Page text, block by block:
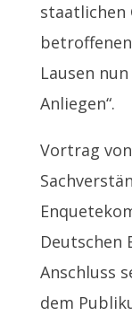
staatlichen
Lausen
Anliegen“.
Vortrag
Deutschen
Anschluss
dem